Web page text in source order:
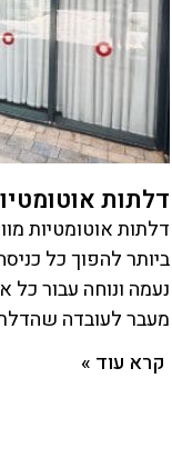
דלתות
דלתות אוטומטיות
ביותר להפוך כל
נעמה ונוחה עבור
מעבר לעובדה
קרא עוד »